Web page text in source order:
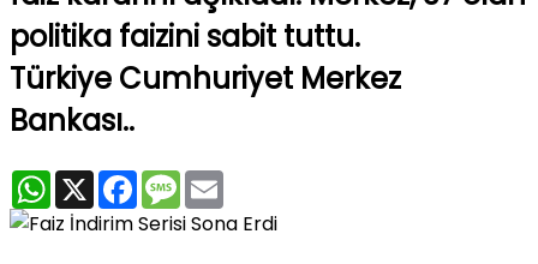
politika faizini sabit tuttu.
Türkiye Cumhuriyet Merkez
Bankası..
WhatsApp
X Facebook
Message